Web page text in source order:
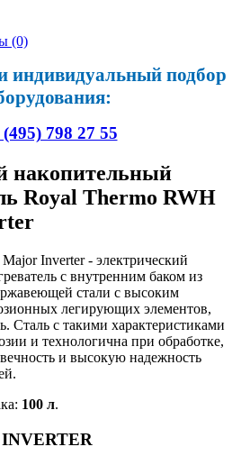
(0)
индивидуальный подбор
(495) 798 27 55
накопительный
Royal Thermo RWH
Inverter - электрический
с внутренним баком из
стали с высоким
легирующих элементов,
Сталь с такими характеристиками
и технологична при обработке,
и высокую надежность
100 л.